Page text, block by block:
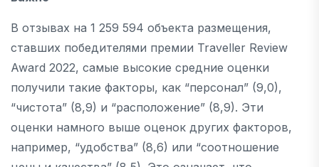
В отзывах на 1 259 594 объекта размещения,
ставших победителями премии Traveller Review
Award 2022, самые высокие средние оценки
получили такие факторы, как “персонал” (9,0),
“чистота” (8,9) и “расположение” (8,9). Эти
оценки намного выше оценок других факторов,
например, “удобства” (8,6) или “соотношение